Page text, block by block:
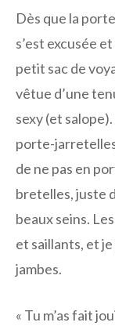
Dès que la
s’est excusée
petit sac de
vêtue d’une
sexy (et
porte-
de ne pas en
bretelles, juste
beaux seins.
et saillants, et
jambes.
« Tu m’as fait